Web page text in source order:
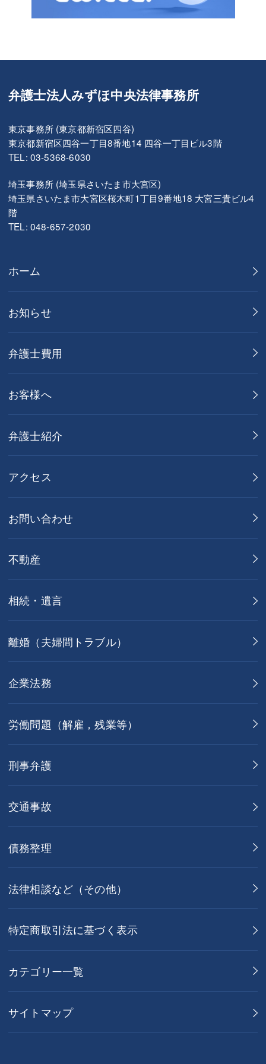
弁護士法人みずほ中央法律事務所
東京事務所 (東京都新宿区四谷)
東京都新宿区四谷一丁目8番地14 四谷一丁目ビル3階
TEL: 03-5368-6030
埼玉事務所 (埼玉県さいたま市大宮区)
埼玉県さいたま市大宮区桜木町1丁目9番地18 大宮三貴ビル4
階
TEL: 048-657-2030
ホーム
お知らせ
弁護士費用
お客様へ
弁護士紹介
アクセス
お問い合わせ
不動産
相続・遺言
離婚（夫婦間トラブル）
企業法務
労働問題（解雇，残業等）
刑事弁護
交通事故
債務整理
法律相談など（その他）
特定商取引法に基づく表示
カテゴリー一覧
サイトマップ